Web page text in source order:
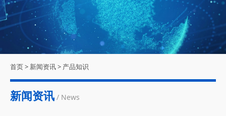
首页> 新闻资讯> 产品知识
新闻资讯 / News